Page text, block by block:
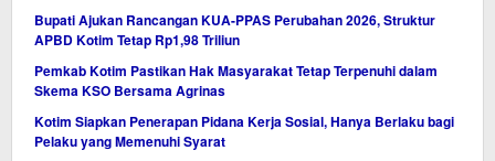
Bupati Ajukan Rancangan KUA-PPAS Perubahan 2026, Struktur
APBD Kotim Tetap Rp1,98 Triliun
Pemkab Kotim Pastikan Hak Masyarakat Tetap Terpenuhi dalam
Skema KSO Bersama Agrinas
Kotim Siapkan Penerapan Pidana Kerja Sosial, Hanya Berlaku bagi
Pelaku yang Memenuhi Syarat